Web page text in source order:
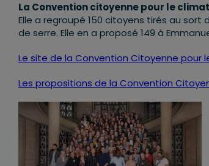
La Convention citoyenne pour le climat
Elle a regroupé 150 citoyens tirés au
de serre. Elle en a proposé 149 à
Le site de la Convention Citoyenne pour
Les propositions de la Convention